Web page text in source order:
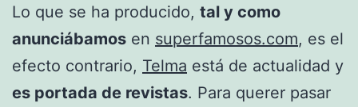
Lo que se ha producido, tal y como
anunciábamos en superfamosos.com, es el
efecto contrario, Telma está de actualidad y
es portada de revistas. Para querer pasar